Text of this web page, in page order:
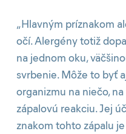
„Hlavným príznakom
očí. Alergény totiž
na jednom oku,
svrbenie. Môže to byť
organizmu na niečo,
zápalovú reakciu. Jej
znakom tohto zápalu